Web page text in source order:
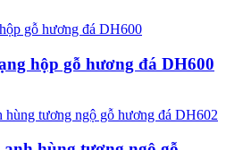
hộp gỗ hương đá DH600